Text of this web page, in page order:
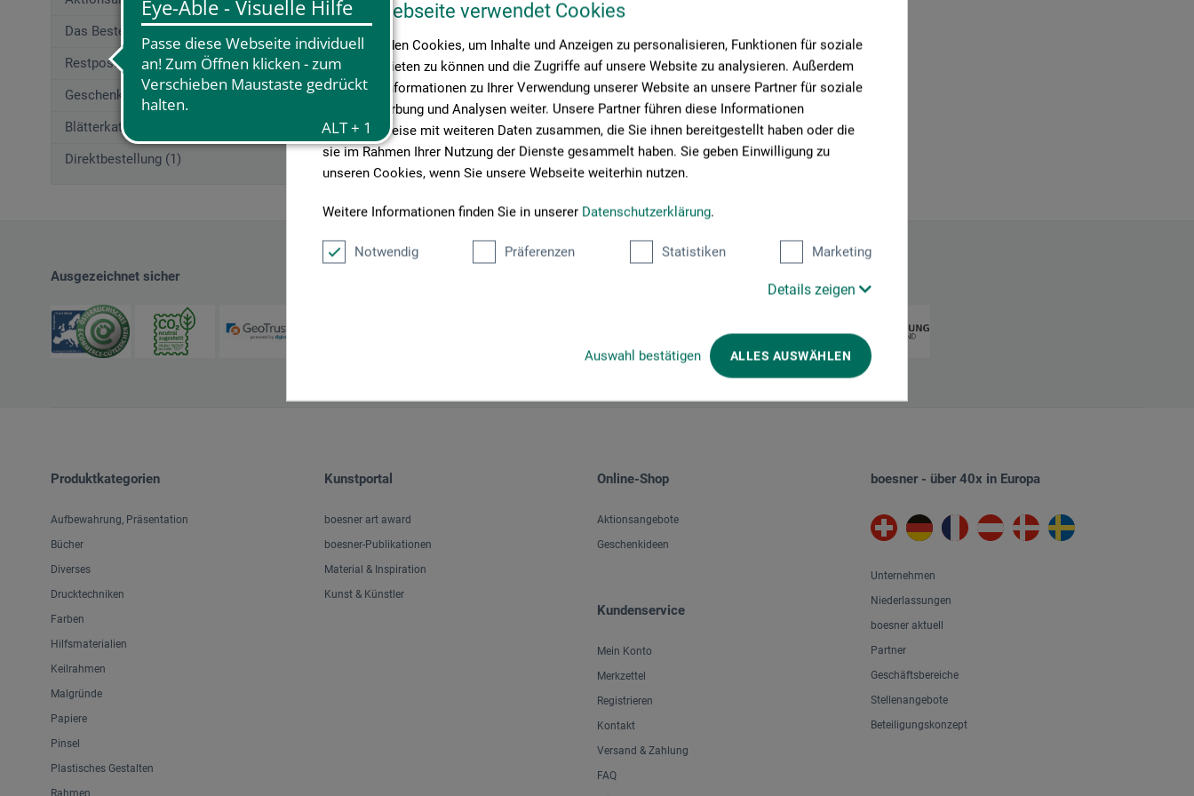
Diese Webseite verwendet Cookies
Wir verwenden Cookies, um Inhalte und Anzeigen zu personalisieren, Funktionen für soziale
Medien anbieten zu können und die Zugriffe auf unsere Website zu analysieren. Außerdem
geben wir Informationen zu Ihrer Verwendung unserer Website an unsere Partner für soziale
Medien, Werbung und Analysen weiter. Unsere Partner führen diese Informationen
möglicherweise mit weiteren Daten zusammen, die Sie ihnen bereitgestellt haben oder die
sie im Rahmen Ihrer Nutzung der Dienste gesammelt haben. Sie geben Einwilligung zu
unseren Cookies, wenn Sie unsere Webseite weiterhin nutzen.
Weitere Informationen finden Sie in unserer Datenschutzerklärung.
Notwendig Präferenzen Statistiken Marketing
Details zeigen
Auswahl bestätigen ALLES AUSWÄHLEN
Das Beste von boesner (207)
Restposten (2)
Geschenkgutscheine (1)
Blätterkatalog (1)
Direktbestellung (1)
Ausgezeichnet sicher
Produktkategorien
Aufbewahrung, Präsentation
Bücher
Diverses
Drucktechniken
Farben
Hilfsmaterialien
Keilrahmen
Malgründe
Papiere
Pinsel
Plastisches Gestalten
Rahmen
Kunstportal
boesner art award
boesner-Publikationen
Material & Inspiration
Kunst & Künstler
Online-Shop
Aktionsangebote
Geschenkideen
Kundenservice
Mein Konto
Merkzettel
Registrieren
Kontakt
Versand & Zahlung
FAQ
boesner - über 40x in Europa
Unternehmen
Niederlassungen
boesner aktuell
Partner
Geschäftsbereiche
Stellenangebote
Beteiligungskonzept